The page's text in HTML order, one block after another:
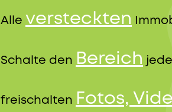
Alle versteckten
Schalte den Bereich
freischalten Fotos,